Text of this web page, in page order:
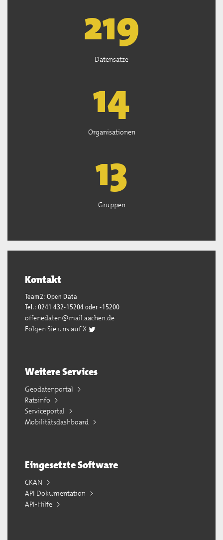
221
Datensätze
15
Organisationen
13
Gruppen
Kontakt
Team2: Open Data
Tel.: 0241 432-15204 oder -15200
offenedaten@mail.aachen.de
Folgen Sie uns auf X
Weitere Services
Geodatenportal
Ratsinfo
Serviceportal
Mobilitätsdashboard
Eingesetzte Software
CKAN
API Dokumentation
API-Hilfe